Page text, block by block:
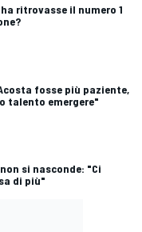
ritrovasse il numero 1
fosse più paziente,
talento emergere"
si nasconde: "Ci
di più"